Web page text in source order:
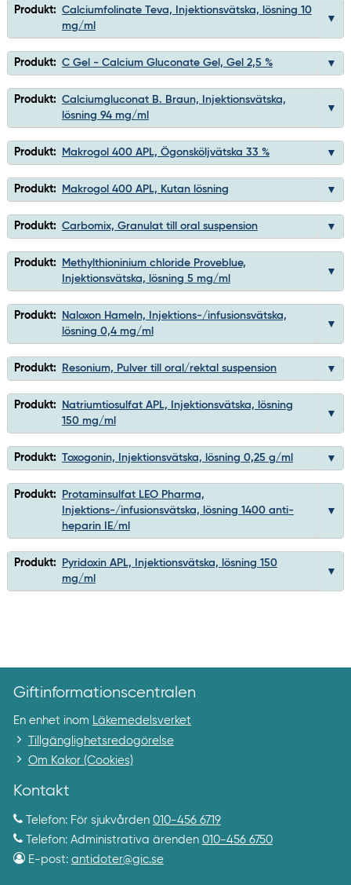
Produkt: Calciumfolinate Teva, Injektionsvätska, lösning 10
mg/ml
Produkt: C Gel - Calcium Gluconate Gel, Gel 2,5 %
Produkt: Calciumgluconat B. Braun, Injektionsvätska,
lösning 94 mg/ml
Produkt: Makrogol 400 APL, Ögonsköljvätska 33 %
Produkt: Makrogol 400 APL, Kutan lösning
Produkt: Carbomix, Granulat till oral suspension
Produkt:
Methylthioninium chloride Proveblue,
Injektionsvätska, lösning 5 mg/ml
Produkt:
Naloxon Hameln, Injektions-/infusionsvätska,
lösning 0,4 mg/ml
Produkt: Resonium, Pulver till oral/rektal suspension
Produkt:
Natriumtiosulfat APL, Injektionsvätska, lösning
150 mg/ml
Produkt: Toxogonin, Injektionsvätska, lösning 0,25 g/ml
Produkt:
Protaminsulfat LEO Pharma,
Injektions-/infusionsvätska, lösning 1400 anti-
heparin IE/ml
Produkt:
Pyridoxin APL, Injektionsvätska, lösning 150
mg/ml
Giftinformationscentralen
En enhet inom Läkemedelsverket
Tillgänglighetsredogörelse
Om Kakor (Cookies)
Kontakt
Telefon: För sjukvården 010-456 6719
Telefon: Administrativa ärenden 010-456 6750
E-post: antidoter@gic.se